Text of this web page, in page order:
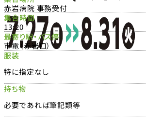
赤岩病院 事務受付
集合時間
13:20
最寄り駅・バス停
市電（赤岩口）
服装
特に指定なし
持ち物
必要であれば筆記類等